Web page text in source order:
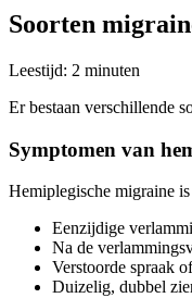
Soorten
Leestijd: 2 minuten
Er bestaan verschillende
Symptomen van
Hemiplegische migraine
Eenzijdige
Na de
Verstoorde spraak
Duizelig, dubbel